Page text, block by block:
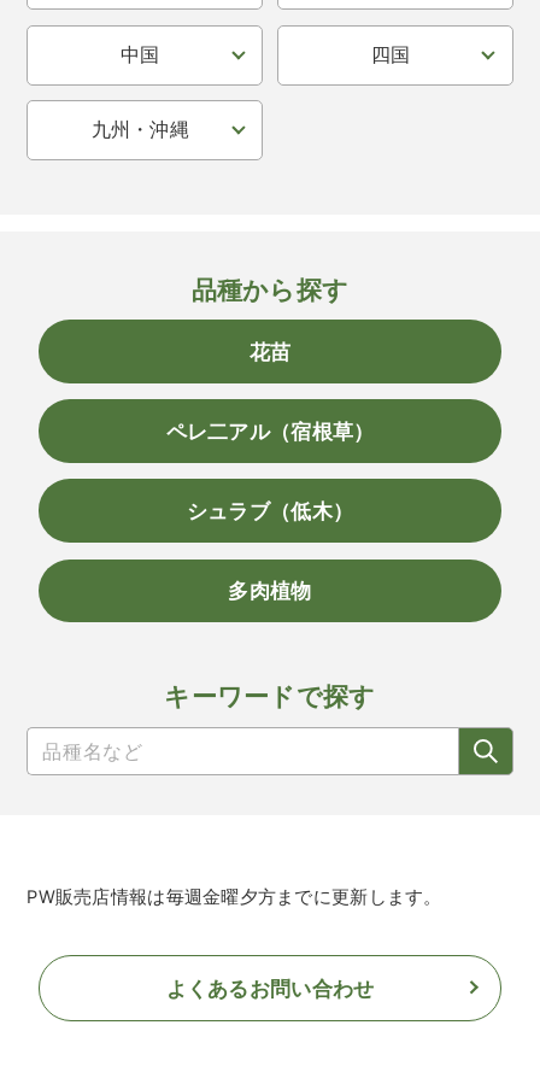
中国 四国
九州・沖縄
品種から探す
花苗
ペレ二アル（宿根草）
シュラブ（低木）
多肉植物
キーワードで探す
PW販売店情報は毎週金曜夕方までに更新します。
よくあるお問い合わせ